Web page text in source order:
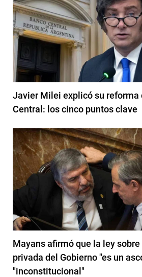
Javier Milei explicó su reforma
Central: los cinco puntos clave
Mayans afirmó que la ley sobre
privada del Gobierno "es un
"inconstitucional"